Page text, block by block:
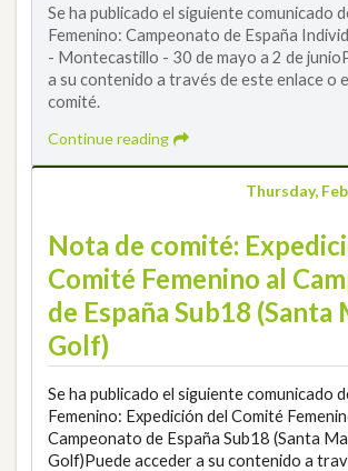
Se ha publicado el siguiente comunicado
Femenino: Campeonato de España
- Montecastillo - 30 de mayo a 2 de
a su contenido a través de este enlace o
comité.
Continue reading
Thursday,
Nota de comité:
Comité Femenino al
de España Sub18 (Santa
Golf)
Se ha publicado el siguiente comunicado
Femenino: Expedición del Comité
Campeonato de España Sub18 (Santa
Golf)Puede acceder a su contenido a